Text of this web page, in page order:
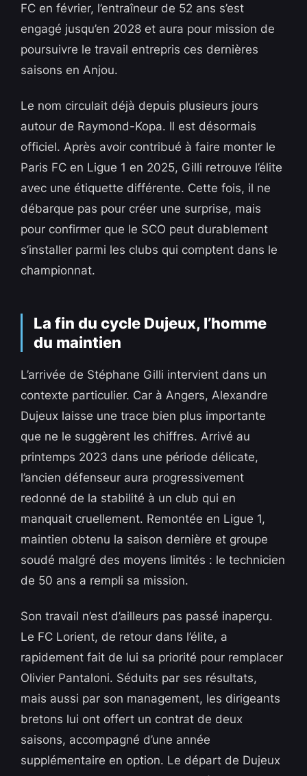
FC en février, l’entraîneur de 52 ans s’est
engagé jusqu’en 2028 et aura pour mission de
poursuivre le travail entrepris ces dernières
saisons en Anjou.
Le nom circulait déjà depuis plusieurs jours
autour de Raymond-Kopa. Il est désormais
officiel. Après avoir contribué à faire monter le
Paris FC en Ligue 1 en 2025, Gilli retrouve l’élite
avec une étiquette différente. Cette fois, il ne
débarque pas pour créer une surprise, mais
pour confirmer que le SCO peut durablement
s’installer parmi les clubs qui comptent dans le
championnat.
La fin du cycle Dujeux, l’homme
du maintien
L’arrivée de Stéphane Gilli intervient dans un
contexte particulier. Car à Angers, Alexandre
Dujeux laisse une trace bien plus importante
que ne le suggèrent les chiffres. Arrivé au
printemps 2023 dans une période délicate,
l’ancien défenseur aura progressivement
redonné de la stabilité à un club qui en
manquait cruellement. Remontée en Ligue 1,
maintien obtenu la saison dernière et groupe
soudé malgré des moyens limités : le technicien
de 50 ans a rempli sa mission.
Son travail n’est d’ailleurs pas passé inaperçu.
Le FC Lorient, de retour dans l’élite, a
rapidement fait de lui sa priorité pour remplacer
Olivier Pantaloni. Séduits par ses résultats,
mais aussi par son management, les dirigeants
bretons lui ont offert un contrat de deux
saisons, accompagné d’une année
supplémentaire en option. Le départ de Dujeux